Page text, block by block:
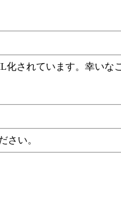
されています。幸いな
さい。